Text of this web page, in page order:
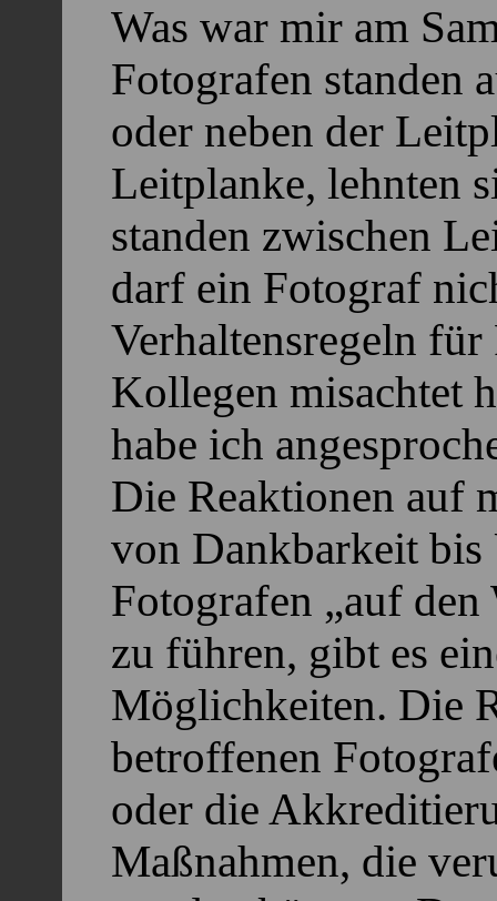
Was war mir am
Fotografen standen
oder neben der
Leitplanke, lehnten
standen zwischen
darf ein Fotograf
Verhaltensregeln
Kollegen misachtet
habe ich
Die Reaktionen auf
von Dankbarkeit
Fotografen „auf
zu führen, gibt es
Möglichkeiten. Die
betroffenen
oder die
Maßnahmen, die